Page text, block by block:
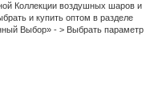
Коллекции воздушных шаров и
и купить оптом в разделе
Выбор» - > Выбрать параметр